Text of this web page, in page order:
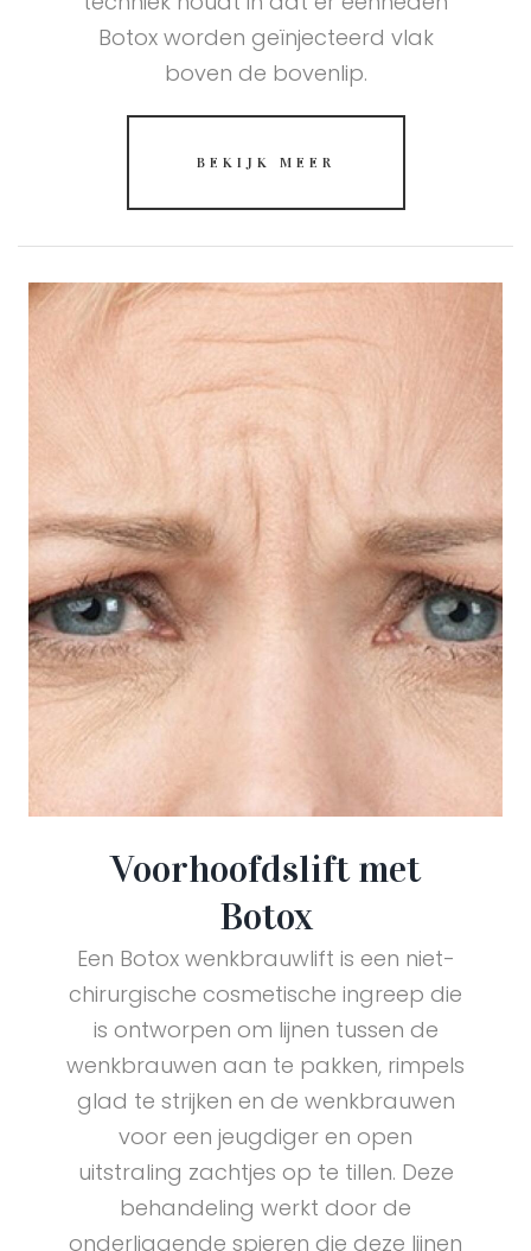
Botox worden geïnjecteerd vlak
boven de bovenlip.
BEKIJK MEER
Voorhoofdslift met
Botox
Een Botox wenkbrauwlift is een niet-
chirurgische cosmetische ingreep die
is ontworpen om lijnen tussen de
wenkbrauwen aan te pakken, rimpels
glad te strijken en de wenkbrauwen
voor een jeugdiger en open
uitstraling zachtjes op te tillen. Deze
behandeling werkt door de
onderliggende spieren die deze lijnen